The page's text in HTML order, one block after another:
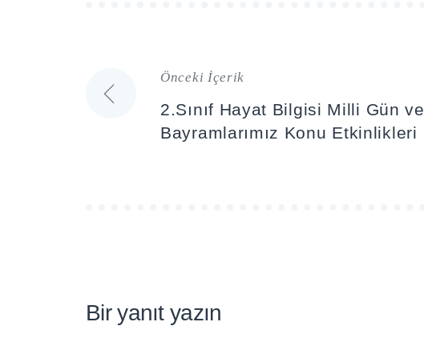
Yazı
gezinmesi
Önceki İçerik
2.Sınıf Hayat Bilgisi Milli Gün ve
Bayramlarımız Konu Etkinlikleri
Bir yanıt yazın